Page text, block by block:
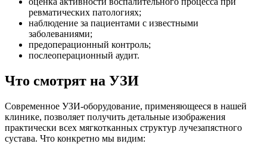
ревматических патологиях;
наблюдение за пациентами с известными
заболеваниями;
предоперационный контроль;
послеоперационный аудит.
Что смотрят на УЗИ
Современное УЗИ-оборудование, применяющееся в нашей
клинике, позволяет получить детальные изображения
практически всех мягкотканных структур лучезапястного
сустава. Что конкретно мы видим: